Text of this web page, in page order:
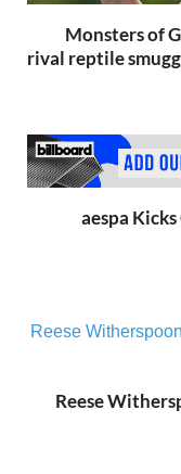
Monsters of
rival reptile
aespa
Reese